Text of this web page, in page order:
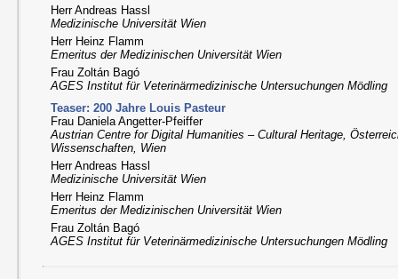
Herr Andreas Hassl
Medizinische Universität Wien
Herr Heinz Flamm
Emeritus der Medizinischen Universität Wien
Frau Zoltán Bagó
AGES Institut für Veterinärmedizinische Untersuchungen Mödling
Teaser: 200 Jahre Louis Pasteur
Frau Daniela Angetter-Pfeiffer
Austrian Centre for Digital Humanities – Cultural Heritage,
Wissenschaften, Wien
Herr Andreas Hassl
Medizinische Universität Wien
Herr Heinz Flamm
Emeritus der Medizinischen Universität Wien
Frau Zoltán Bagó
AGES Institut für Veterinärmedizinische Untersuchungen Mödling